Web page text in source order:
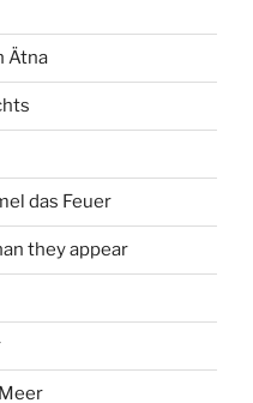
Ätna
das Feuer
they appear